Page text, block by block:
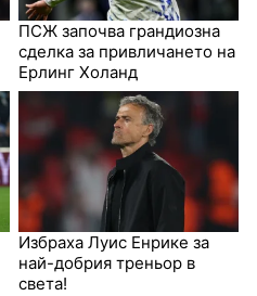
ПСЖ започва грандиозна
сделка за привличането на
Ерлинг Холанд
Избраха Луис Енрике за
най-добрия треньор в
света!